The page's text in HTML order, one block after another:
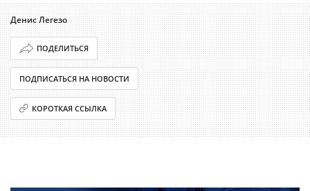
Денис Легезо
ПОДЕЛИТЬСЯ
ПОДПИСАТЬСЯ НА НОВОСТИ
КОРОТКАЯ ССЫЛКА